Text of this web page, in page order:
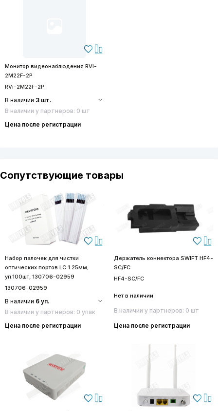
Монитор видеонаблюдения RVi-
2M22F-2P
RVi-2M22F-2P
В наличии 3 шт.
В наличии у партнеров: 0 шт
Цена после регистрации
Сопутствующие товары
Набор палочек для чистки
оптических портов LC 1.25мм,
уп.100шт, 130706-02959
130706-02959
В наличии 6 уп.
В наличии у партнеров: 0 упак
Цена после регистрации
Держатель коннектора SWIFT HF4-
SC/FC
HF4-SC/FC
Нет в наличии
В наличии у партнеров: 0 шт
Цена после регистрации